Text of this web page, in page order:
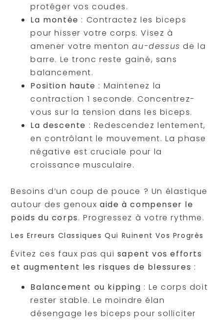
protéger vos coudes.
La montée : Contractez les biceps
pour hisser votre corps. Visez à
amener votre mentonau-dessus de la
barre. Le tronc reste gainé, sans
balancement.
Position haute : Maintenez la
contraction 1 seconde. Concentrez-
vous sur la tension dans les biceps.
La descente : Redescendez lentement,
en contrôlant le mouvement. La phase
négative est cruciale pour la
croissance musculaire.
Besoins d’un coup de pouce ? Un élastique
autour des genouxaide à compenser le
poids du corps. Progressez à votre rythme.
Les Erreurs Classiques Qui Ruinent Vos Progrès
Évitez ces faux pas qui sapent vos efforts
et augmentent les risques de blessures :
Balancement ou kipping : Le corps doit
rester stable. Le moindre élan
désengage les biceps pour solliciter